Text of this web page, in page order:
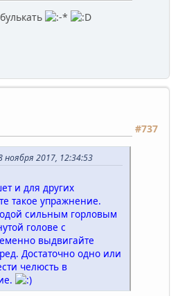
#737
2017, 12:34:53
и для других
такое упражнение.
сильным горловым
голове с
выдвигайте
Достаточно одно или
челюсть в